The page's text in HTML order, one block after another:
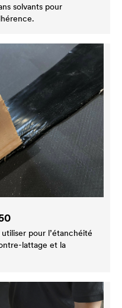
solvants pour
pour l’étanchéité
lattage et la